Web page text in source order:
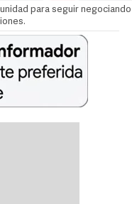
para seguir negociando